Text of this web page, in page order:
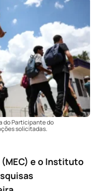
do Participante do
solicitadas.
e o Instituto